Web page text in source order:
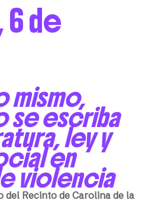
de
mismo,
se escriba
ley y
en
violencia
del Recinto de Carolina de la